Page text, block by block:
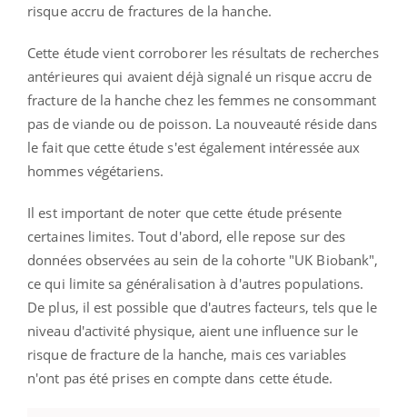
risque accru de fractures de la hanche.
Cette étude vient corroborer les résultats de recherches
antérieures qui avaient déjà signalé un risque accru de
fracture de la hanche chez les femmes ne consommant
pas de viande ou de poisson. La nouveauté réside dans
le fait que cette étude s'est également intéressée aux
hommes végétariens.
Il est important de noter que cette étude présente
certaines limites. Tout d'abord, elle repose sur des
données observées au sein de la cohorte "UK Biobank",
ce qui limite sa généralisation à d'autres populations.
De plus, il est possible que d'autres facteurs, tels que le
niveau d'activité physique, aient une influence sur le
risque de fracture de la hanche, mais ces variables
n'ont pas été prises en compte dans cette étude.